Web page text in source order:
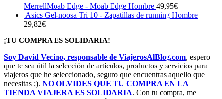
MerrellMoab Edge - Moab Edge Hombre 49,95€
Asics Gel-noosa Tri 10 - Zapatillas de running Hombre
29,82€
¡TU COMPRA ES SOLIDARIA!
Soy David Vecino, responsable de ViajerosAlBlog.com, espero
que te sea útil la selección de artículos, productos y servicios para
viajeros que he seleccionado, seguro que encuentras aquello que
necesitas ;). NO OLVIDES QUE TU COMPRA EN LA
TIENDA VIAJERA ES SOLIDARIA. Con tu compra, me